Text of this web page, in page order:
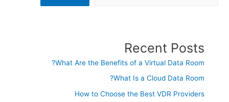
Recent Posts
What Are the Benefits of a Virtual Data Room?
What Is a Cloud Data Room?
How to Choose the Best VDR Providers